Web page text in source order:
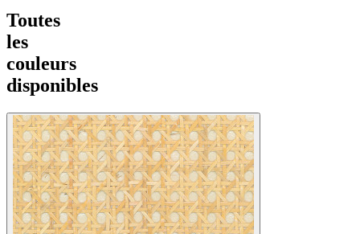
Toutes
les
couleurs
disponibles